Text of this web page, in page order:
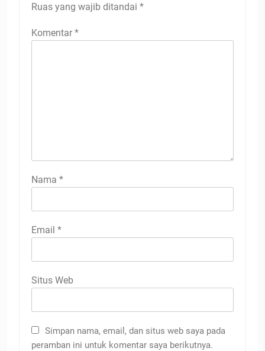
Ruas yang wajib ditandai *
Komentar *
Nama *
Email *
Situs Web
Simpan nama, email, dan situs web saya pada
peramban ini untuk komentar saya berikutnya.